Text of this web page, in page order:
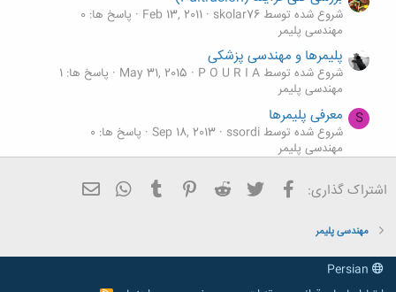
شروع شده توسط skolar76 Feb 13, 2011
پاسخ ها: 0
مهندسی پلیمر
پلیمرها و مهندسی پزشكی
شروع شده توسط P O U R I A May 31, 2015
پاسخ ها: 1
مهندسی پلیمر
S معرفی پلیمرها
شروع شده توسط ssordi Sep 18, 2013 پاسخ ها: 0
مهندسی پلیمر
جزوه شیمی فیزیک پلیمرها
شروع شده توسط farzad199068 Jun 19, 2013
پاسخ ها: 1
اشتراک گذاری: فیسبوک تویتر Reddit
Pinterest
Tumblr
WhatsApp
مهندسی پلیمر